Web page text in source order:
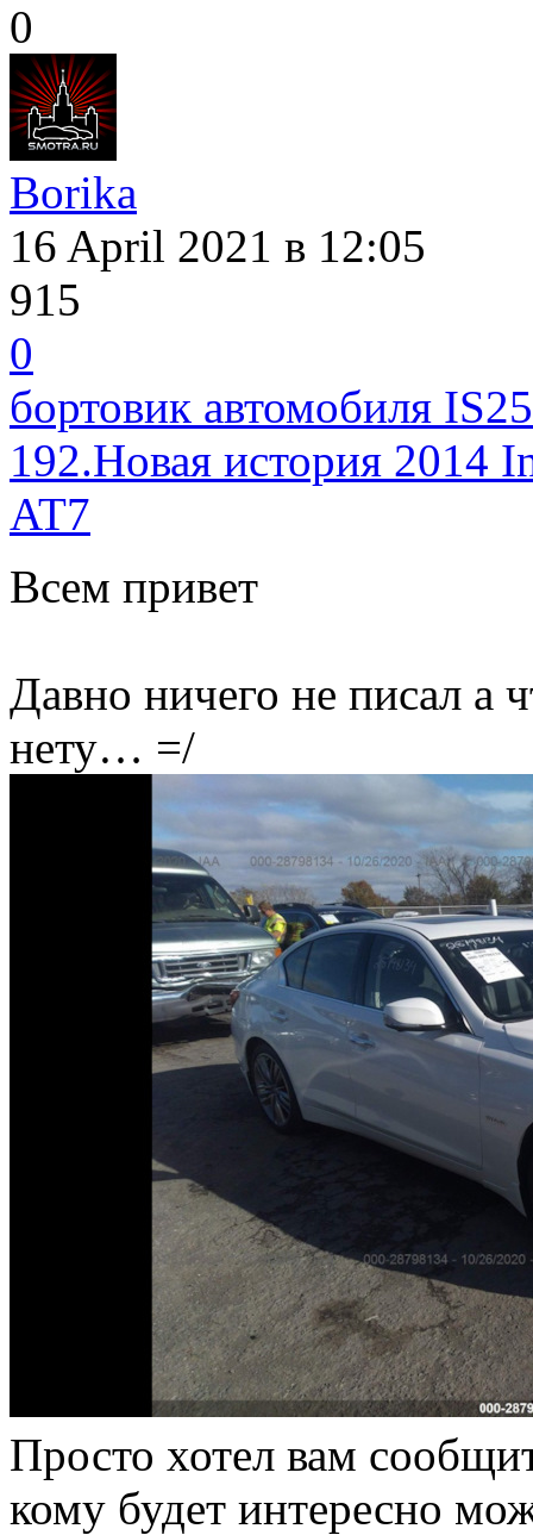
0
Borika
16 April 2021 в 12:05
915
0
бортовик автомобиля
192.Новая история 2014
AT7
Всем привет
Давно ничего не писал а
нету… =/
Просто хотел вам
кому будет интересно